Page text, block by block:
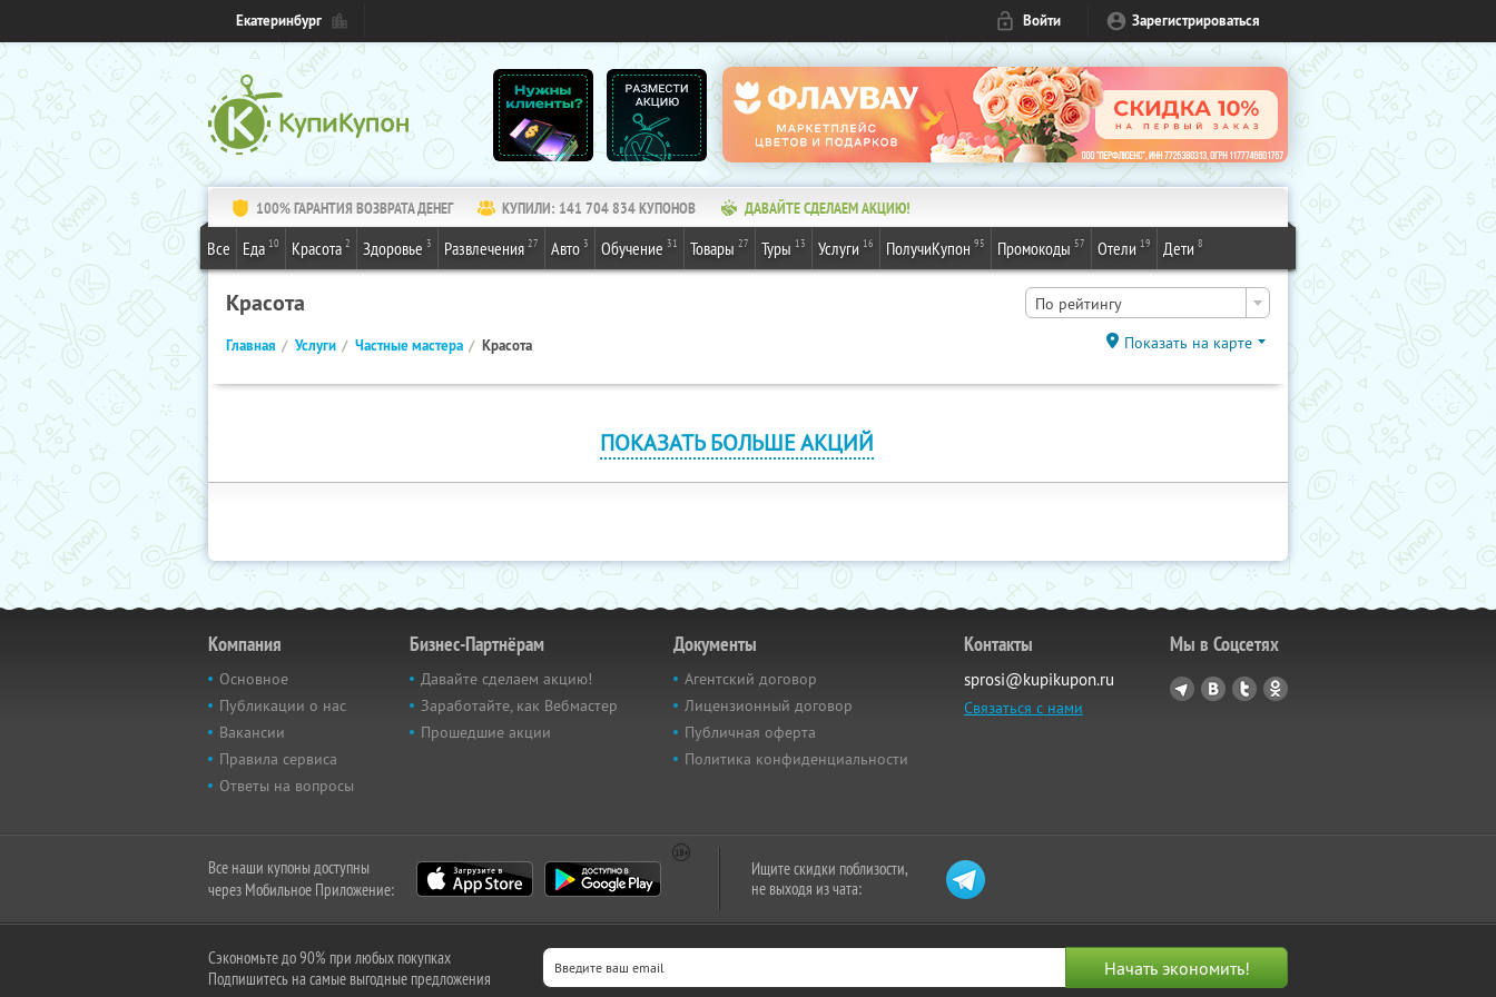
Екатеринбург Войти Зарегистрироваться
100% ГАРАНТИЯ ВОЗВРАТА ДЕНЕГ КУПИЛИ: 141 704 834КУПОНОВ ДАВАЙТЕ СДЕЛАЕМ АКЦИЮ!
Все Еда 10 Красота 2 Здоровье 3 Развлечения 27 Авто 3 Обучение 31 Товары 27 Туры 13 Услуги 16 ПолучиКупон 95 Промокоды 57 Отели 19 Дети 8
Красота По рейтингу
Главная Услуги Частные мастера Красота Показать на карте
ПОКАЗАТЬ БОЛЬШЕ АКЦИЙ
Компания
Основное
Публикации о нас
Вакансии
Правила сервиса
Ответы на вопросы
Бизнес-Партнёрам
Давайте сделаем акцию!
Заработайте, как Вебмастер
Прошедшие акции
Документы
Агентский договор
Лицензионный договор
Публичная оферта
Политика конфиденциальности
Контакты
sprosi@kupikupon.ru
Связаться с нами
Мы в Соцсетях
Все наши купоны доступны
через Мобильное Приложение:
Ищите скидки поблизости,
не выходя из чата:
Сэкономьте до 90% при любых покупках
Подпишитесь на самые выгодные предложения